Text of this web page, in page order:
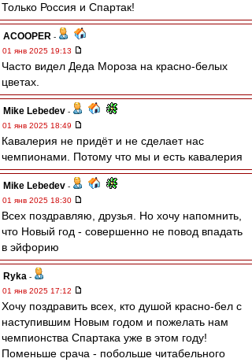
Только Россия и Спартак!
ACOOPER -
01 янв 2025 19:13
Часто видел Деда Мороза на красно-белых
цветах.
Mike Lebedev -
01 янв 2025 18:49
Кавалерия не придёт и не сделает нас
чемпионами. Потому что мы и есть кавалерия
Mike Lebedev -
01 янв 2025 18:30
Всех поздравляю, друзья. Но хочу напомнить,
что Новый год - совершенно не повод впадать
в эйфорию
Ryka -
01 янв 2025 17:12
Хочу поздравить всех, кто душой красно-бел с
наступившим Новым годом и пожелать нам
чемпионства Спартака уже в этом году!
Поменьше срача - побольше читабельного